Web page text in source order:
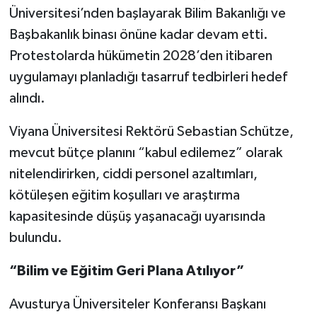
Üniversitesi’nden başlayarak Bilim Bakanlığı ve
Başbakanlık binası önüne kadar devam etti.
Protestolarda hükümetin 2028’den itibaren
uygulamayı planladığı tasarruf tedbirleri hedef
alındı.
Viyana Üniversitesi Rektörü Sebastian Schütze,
mevcut bütçe planını “kabul edilemez” olarak
nitelendirirken, ciddi personel azaltımları,
kötüleşen eğitim koşulları ve araştırma
kapasitesinde düşüş yaşanacağı uyarısında
bulundu.
“Bilim ve Eğitim Geri Plana Atılıyor”
Avusturya Üniversiteler Konferansı Başkanı